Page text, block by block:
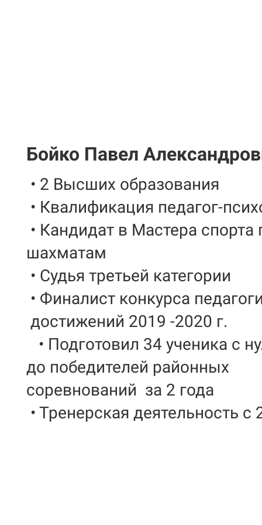
Бойко Павел
• 2 Высших образования
• Квалификация педагог-
• Кандидат в Мастера спорта
шахматам
• Cудья третьей категории
• Финалист конкурса
достижений 2019 -2020 г.
• Подготовил 34 ученика с
до победителей районных
соревнований за 2 года
• Тренерская деятельность с